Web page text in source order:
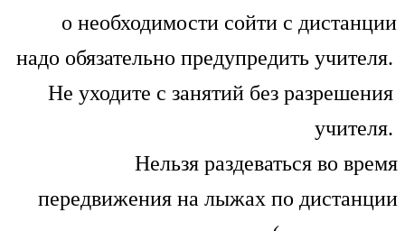
о необходимости сойти с дистанции
надо обязательно предупредить учителя.
Не уходите с занятий без разрешения
учителя.
Нельзя раздеваться во время
передвижения на лыжах по дистанции